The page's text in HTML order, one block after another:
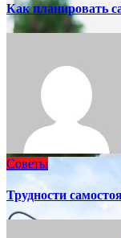
Как планировать
Советы
Трудности